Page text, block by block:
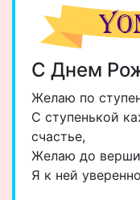
С Днем
Желаю по
С ступенькой
счастье,
Желаю до
Я к ней